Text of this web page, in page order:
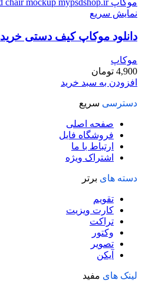
نمایش سریع
دانلود موکاپ کیف دستی خرید
موکاپ
4,900 تومان
افزودن به سبد خرید
دسترسی سریع
صفحه اصلی
فروشگاه فایل
ارتباط با ما
اشتراک ویژه
دسته های برتر
تقویم
کارت ویزیت
تراکت
وکتور
تصویر
آیکن
لینک های مفید